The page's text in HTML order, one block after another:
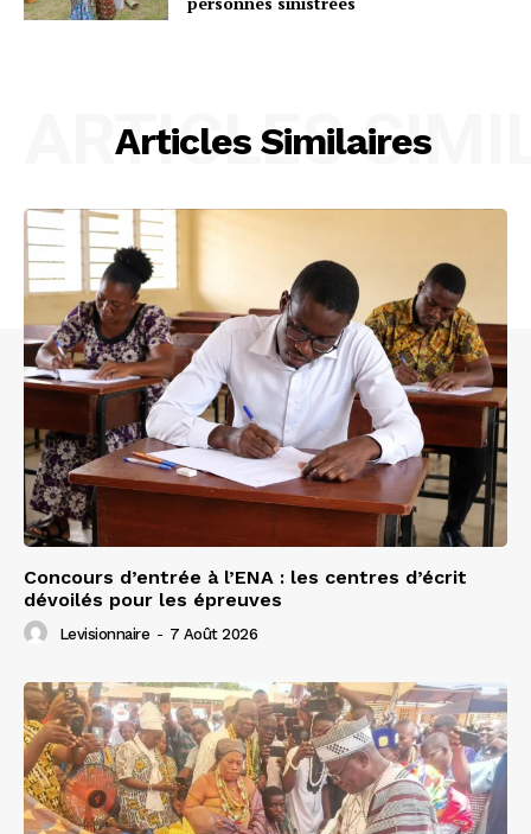
Articles Similaires
ARTICLES
Concours d’entrée à l’ENA : les centres d’écrit
dévoilés pour les épreuves
Levisionnaire - 7 Août 2026